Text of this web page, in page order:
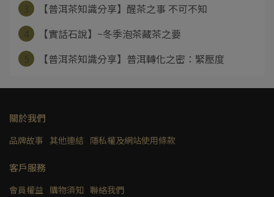
【普洱茶知識分享】醒茶之事 不可不知
【實話石說】~冬季泡茶藏茶之要
【普洱茶知識分享】普洱轉化之密：緊壓度
關於我們
品牌故事 其他連結 隱私權及網站使用條款
客戶服務
會員權益 購物須知 聯絡我們